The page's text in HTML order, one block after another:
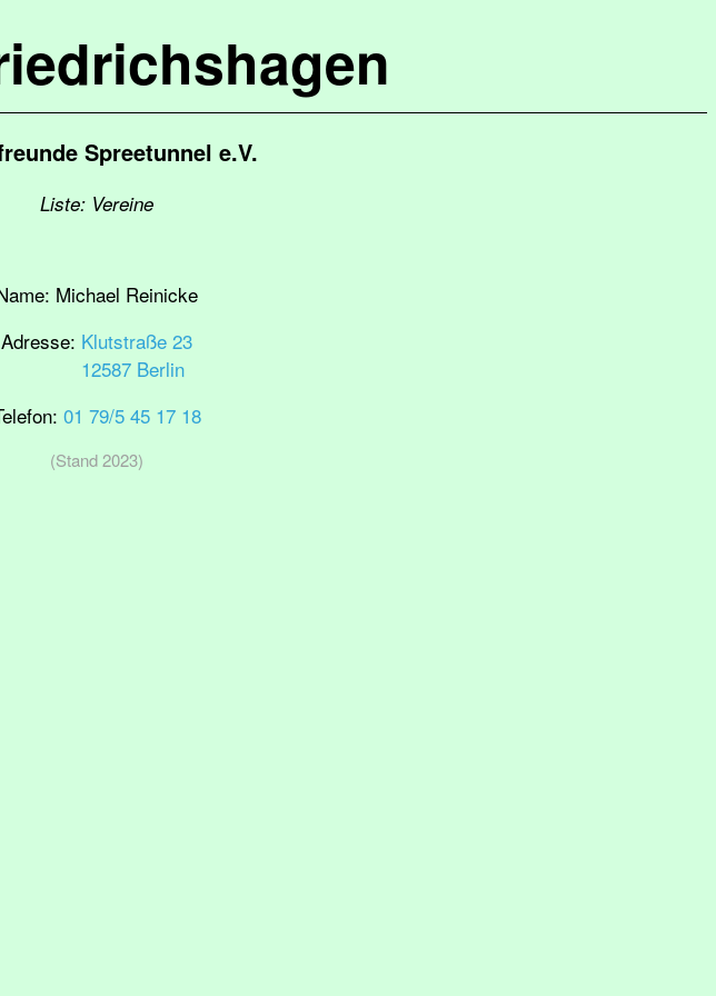
Spreetunnel e.V.
Liste: Vereine
Michael Reinicke
Adresse: Klutstraße 23
12587 Berlin
01 79/5 45 17 18
(Stand 2023)